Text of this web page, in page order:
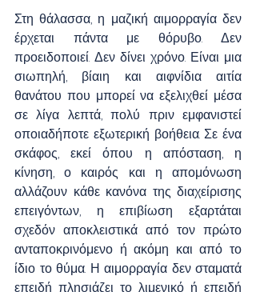
Στη θάλασσα, η μαζική αιμορραγία δεν
έρχεται πάντα με θόρυβο. Δεν
προειδοποιεί. Δεν δίνει χρόνο. Είναι μια
σιωπηλή, βίαιη και αιφνίδια αιτία
θανάτου που μπορεί να εξελιχθεί μέσα
σε λίγα λεπτά, πολύ πριν εμφανιστεί
οποιαδήποτε εξωτερική βοήθεια. Σε ένα
σκάφος, εκεί όπου η απόσταση, η
κίνηση, ο καιρός και η απομόνωση
αλλάζουν κάθε κανόνα της διαχείρισης
επειγόντων, η επιβίωση εξαρτάται
σχεδόν αποκλειστικά από τον πρώτο
ανταποκρινόμενο ή ακόμη και από το
ίδιο το θύμα. Η αιμορραγία δεν σταματά
επειδή πλησιάζει το λιμενικό ή επειδή